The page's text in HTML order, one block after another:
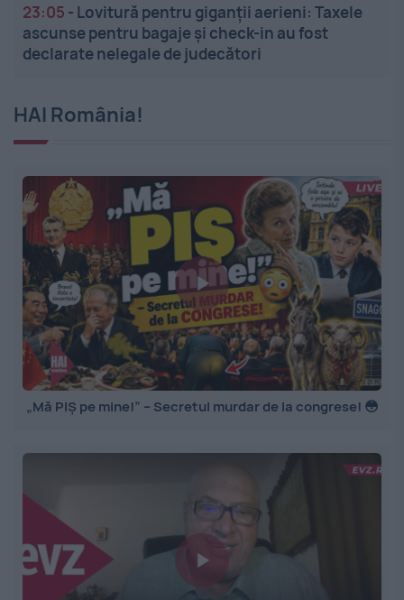
23:05 - Lovitură pentru giganții aerieni: Taxele
ascunse pentru bagaje și check-in au fost
declarate nelegale de judecători
HAI România!
„Mă PIȘ pe mine!” – Secretul murdar de la congrese! 😳